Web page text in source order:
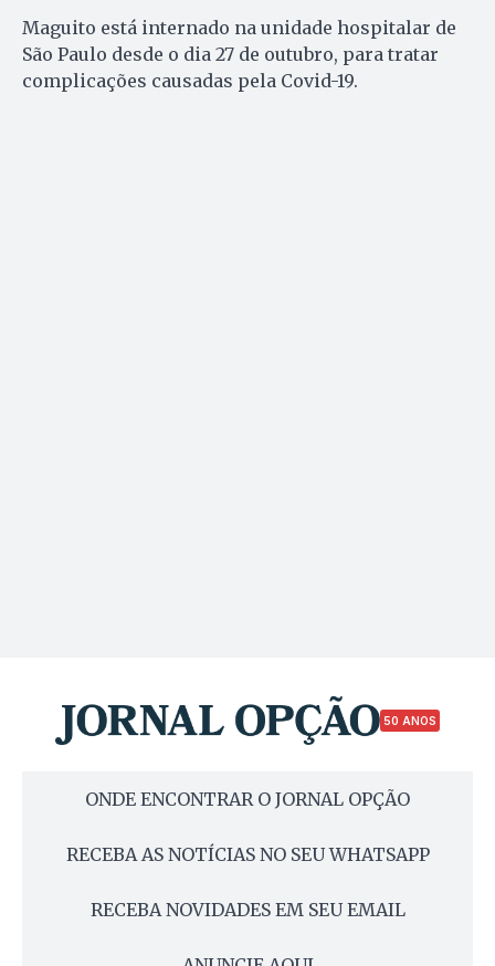
Maguito está internado na unidade hospitalar de
São Paulo desde o dia 27 de outubro, para tratar
complicações causadas pela Covid-19.
50 ANOS
ONDE ENCONTRAR O JORNAL OPÇÃO
RECEBA AS NOTÍCIAS NO SEU WHATSAPP
RECEBA NOVIDADES EM SEU EMAIL